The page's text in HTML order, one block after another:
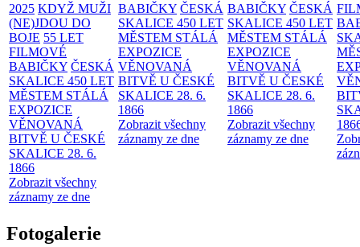
2025 KDYŽ MUŽI
(NE)JDOU DO
BOJE 55 LET
FILMOVÉ
BABIČKY ČESKÁ
SKALICE 450 LET
MĚSTEM STÁLÁ
EXPOZICE
VĚNOVANÁ
BITVĚ U ČESKÉ
SKALICE 28. 6.
1866
Zobrazit všechny
záznamy ze dne
BABIČKY ČESKÁ
SKALICE 450 LET
MĚSTEM STÁLÁ
EXPOZICE
VĚNOVANÁ
BITVĚ U ČESKÉ
SKALICE 28. 6.
1866
Zobrazit všechny
záznamy ze dne
BABIČKY ČESKÁ
SKALICE 450 LET
MĚSTEM STÁLÁ
EXPOZICE
VĚNOVANÁ
BITVĚ U ČESKÉ
SKALICE 28. 6.
1866
Zobrazit všechny
záznamy ze dne
Fotogalerie